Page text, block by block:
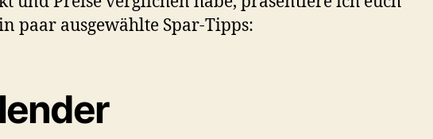
paar ausgewählte Spar-Tipps: